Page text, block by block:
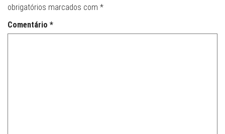
obrigatórios marcados com *
Comentário *